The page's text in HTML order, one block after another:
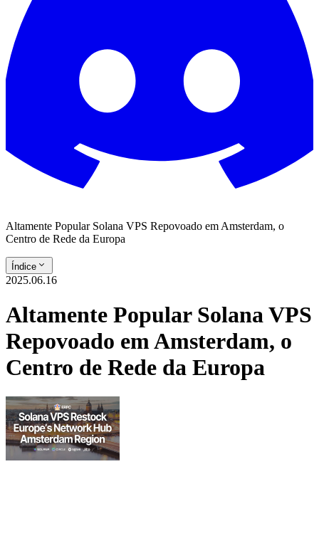
Altamente Popular Solana VPS Repovoado em Amsterdam, o
Centro de Rede da Europa
Índice
2025.06.16
Altamente Popular Solana VPS
Repovoado em Amsterdam, o
Centro de Rede da Europa